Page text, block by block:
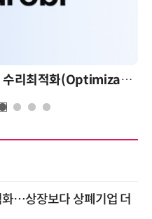
AI 시대의 의사결정을 바꾸는 수리최적화(Optimization): 실제 산업 적용 사례와 활용 전략
…상장보다 상폐기업 더